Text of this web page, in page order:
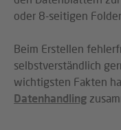
oder 8-seitigen
Beim Erstellen
selbstverständlich
wichtigsten Fakten
Datenhandling